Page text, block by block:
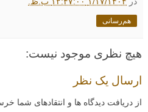
هم‌رسانی
هیچ نظری موجود نیست:
ارسال یک نظر
از دریافت دیدگاه ها و انتقادهای شما